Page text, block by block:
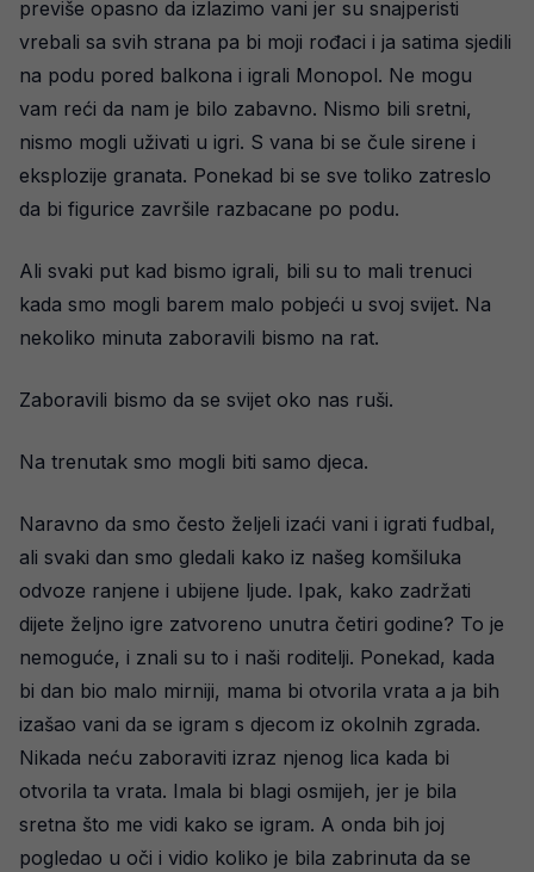
previše opasno da izlazimo vani jer su snajperisti
vrebali sa svih strana pa bi moji rođaci i ja satima sjedili
na podu pored balkona i igrali Monopol. Ne mogu
vam reći da nam je bilo zabavno. Nismo bili sretni,
nismo mogli uživati u igri. S vana bi se čule sirene i
eksplozije granata. Ponekad bi se sve toliko zatreslo
da bi figurice završile razbacane po podu.
Ali svaki put kad bismo igrali, bili su to mali trenuci
kada smo mogli barem malo pobjeći u svoj svijet. Na
nekoliko minuta zaboravili bismo na rat.
Zaboravili bismo da se svijet oko nas ruši.
Na trenutak smo mogli biti samo djeca.
Naravno da smo često željeli izaći vani i igrati fudbal,
ali svaki dan smo gledali kako iz našeg komšiluka
odvoze ranjene i ubijene ljude. Ipak, kako zadržati
dijete željno igre zatvoreno unutra četiri godine? To je
nemoguće, i znali su to i naši roditelji. Ponekad, kada
bi dan bio malo mirniji, mama bi otvorila vrata a ja bih
izašao vani da se igram s djecom iz okolnih zgrada.
Nikada neću zaboraviti izraz njenog lica kada bi
otvorila ta vrata. Imala bi blagi osmijeh, jer je bila
sretna što me vidi kako se igram. A onda bih joj
pogledao u oči i vidio koliko je bila zabrinuta da se